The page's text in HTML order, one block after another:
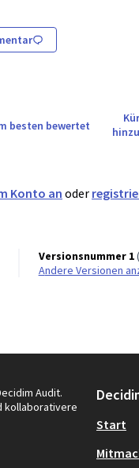
besten bewertet
Konto an oder
Versionsnummer 1
Andere Versionen
Audit.
kollaborativere
Start